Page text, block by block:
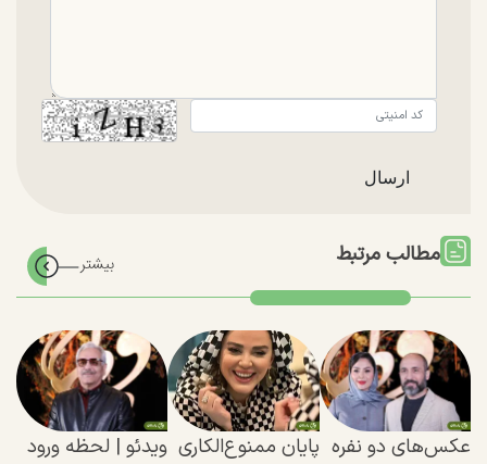
مطالب مرتبط
عکس‌های دو نفره پایان ممنوع‌الکاری ویدئو | لحظه ورود